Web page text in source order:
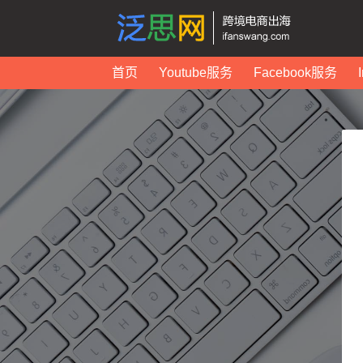
首页 Youtube服务 Facebook服务